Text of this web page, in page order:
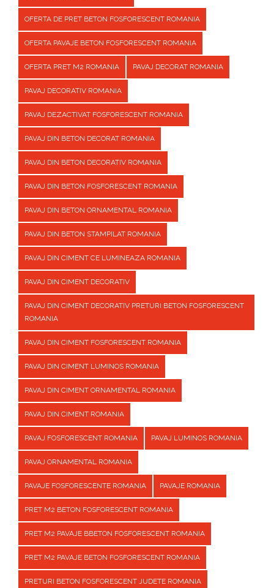
OFERTA DE PRET BETON FOSFORESCENT ROMANIA
OFERTA PAVAJE BETON FOSFORESCENT ROMANIA
OFERTA PRET M2 ROMANIA PAVAJ DECORAT ROMANIA
PAVAJ DECORATIV ROMANIA
PAVAJ DEZACTIVAT FOSFORESCENT ROMANIA
PAVAJ DIN BETON DECORAT ROMANIA
PAVAJ DIN BETON DECORATIV ROMANIA
PAVAJ DIN BETON FOSFORESCENT ROMANIA
PAVAJ DIN BETON ORNAMENTAL ROMANIA
PAVAJ DIN BETON STAMPILAT ROMANIA
PAVAJ DIN CIMENT CE LUMINEAZA ROMANIA
PAVAJ DIN CIMENT DECORATIV
PAVAJ DIN CIMENT DECORATIV PRETURI BETON FOSFORESCENT
ROMANIA
PAVAJ DIN CIMENT FOSFORESCENT ROMANIA
PAVAJ DIN CIMENT LUMINOS ROMANIA
PAVAJ DIN CIMENT ORNAMENTAL ROMANIA
PAVAJ DIN CIMENT ROMANIA
PAVAJ FOSFORESCENT ROMANIA PAVAJ LUMINOS ROMANIA
PAVAJ ORNAMENTAL ROMANIA
PAVAJE FOSFORESCENTE ROMANIA PAVAJE ROMANIA
PRET M2 BETON FOSFORESCENT ROMANIA
PRET M2 PAVAJE BBETON FOSFORESCENT ROMANIA
PRET M2 PAVAJE BETON FOSFORESCENT ROMANIA
PRETURI BETON FOSFORESCENT JUDETE ROMANIA